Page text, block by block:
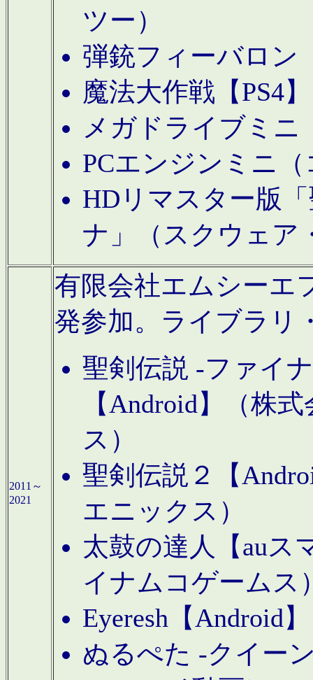
ツー）
弾銃フィーバロン
魔法大作戦【PS4
メガドライブミニ
PCエンジンミニ
HDリマスター版
ナ」（スクウェア
2011～
2021
有限会社エムシーエ
発参加。ライブラリ
聖剣伝説 -ファイ
【Android】（株
ス）
聖剣伝説２【
エニックス）
太鼓の達人【auス
イナムコゲームス
Eyeresh【Android
ぬるぺた -クイー